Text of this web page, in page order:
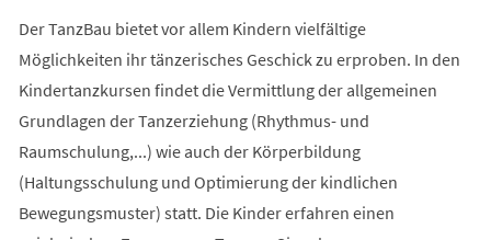
Der TanzBau bietet vor allem Kindern vielfältige
Möglichkeiten ihr tänzerisches Geschick zu erproben. In den
Kindertanzkursen findet die Vermittlung der allgemeinen
Grundlagen der Tanzerziehung (Rhythmus- und
Raumschulung,...) wie auch der Körperbildung
(Haltungsschulung und Optimierung der kindlichen
Bewegungsmuster) statt. Die Kinder erfahren einen